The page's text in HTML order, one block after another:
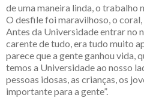
de uma maneira linda, o trabalho
O desfile foi maravilhoso, o
Antes da Universidade entrar no
carente de tudo, era tudo muito
parece que a gente ganhou vida,
temos a Universidade ao nosso
pessoas idosas, as crianças, os
importante para a gente”.